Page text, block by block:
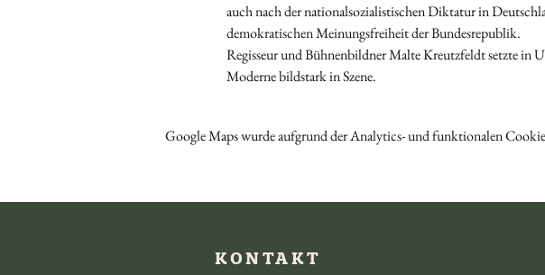
auch nach der nationalsozialistischen Diktatur in
demokratischen Meinungsfreiheit der Bundesrepublik.
Regisseur und Bühnenbildner Malte Kreutzfeldt setzte in
Moderne bildstark in Szene.
Google Maps wurde aufgrund der Analytics- und funktionalen
KONTAKT